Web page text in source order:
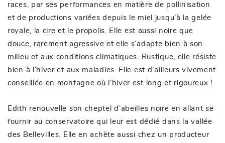
races, par ses performances en matière de pollinisation
et de productions variées depuis le miel jusqu’à la gelée
royale, la cire et le propolis. Elle est aussi noire que
douce, rarement agressive et elle s’adapte bien à son
milieu et aux conditions climatiques. Rustique, elle résiste
bien à l’hiver et aux maladies. Elle est d’ailleurs vivement
conseillée en montagne où l’hiver est long et rigoureux !
Edith renouvelle son cheptel d’abeilles noire en allant se
fournir au conservatoire qui leur est dédié dans la vallée
des Bellevilles. Elle en achète aussi chez un producteur